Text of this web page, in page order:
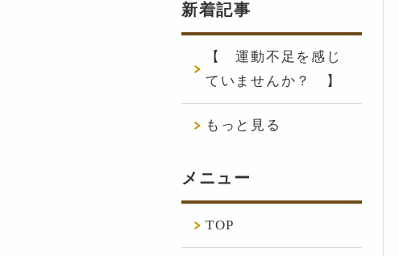
新着記事
【 運動不足を感じ
ていませんか？ 】
もっと見る
メニュー
TOP